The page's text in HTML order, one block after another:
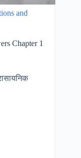
and
Chapter 1